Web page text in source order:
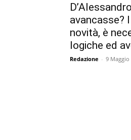
avancasse?
novità, è
logiche ed
Redazione - 9 Maggio